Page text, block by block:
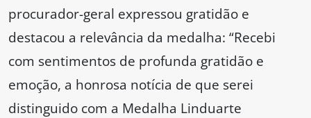
procurador-geral expressou gratidão e
destacou a relevância da medalha: “Recebi
com sentimentos de profunda gratidão e
emoção, a honrosa notícia de que serei
distinguido com a Medalha Linduarte